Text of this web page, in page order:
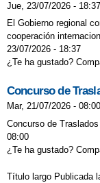
Jue, 23/07/2026 - 18:37
El Gobierno regional
cooperación
23/07/2026 - 18:37
¿Te ha gustado?
Concurso de
Mar, 21/07/2026 - 08:00
Concurso de
08:00
¿Te ha gustado?
Título largo Publicada